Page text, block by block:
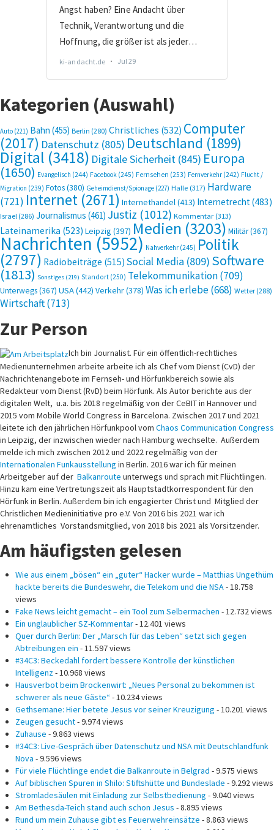
Kategorien (Auswahl)
Auto (221) Bahn (455) Berlin (280) Christliches (532) Computer
(2017) Datenschutz (805) Deutschland (1899)
Digital (3418) Digitale Sicherheit (845) Europa
(1650) Evangelisch (244) Facebook (245) Fernsehen (253) Fernverkehr (242) Flucht /
Migration (239) Fotos(380) Geheimdienst/Spionage (227) Halle(317) Hardware
(721) Internet (2671) Internethandel(413) Internetrecht(483)
Israel (286) Journalismus (461) Justiz (1012) Kommentar(313)
Lateinamerika (523) Leipzig (397) Medien (3203) Militär(367)
Nachrichten(5952) Nahverkehr (245) Politik
(2797) Radiobeiträge (515) Social Media (809) Software
(1813) Sonstiges (219) Standort (250) Telekommunikation(709)
Unterwegs(367) USA(442) Verkehr(378) Was ich erlebe(668) Wetter (288)
Wirtschaft(713)
Zur Person
Ich bin Journalist. Für ein öffentlich-rechtliches
Medienunternehmen arbeite arbeite ich als Chef vom Dienst (CvD) der
Nachrichtenangebote im Fernseh- und Hörfunkbereich sowie als
Redakteur vom Dienst (RvD) beim Hörfunk. Als Autor berichte aus der
digitalen Welt, u.a. bis 2018 regelmäßig von der CeBIT in Hannover und
2015 vom Mobile World Congress in Barcelona. Zwischen 2017 und 2021
leitete ich den jährlichen Hörfunkpool vom Chaos Communication Congress
in Leipzig, der inzwischen wieder nach Hamburg wechselte. Außerdem
melde ich mich zwischen 2012 und 2022 regelmäßig von der
Internationalen Funkausstellung in Berlin. 2016 war ich für meinen
Arbeitgeber auf der Balkanroute unterwegs und sprach mit Flüchtlingen.
Hinzu kam eine Vertretungszeit als Hauptstadtkorrespondent für den
Hörfunk in Berlin. Außerdem bin ich engagierter Christ und Mitglied der
Christlichen Medieninitiative pro e.V. Von 2016 bis 2021 war ich
ehrenamtliches Vorstandsmitglied, von 2018 bis 2021 als Vorsitzender.
Am häufigsten gelesen
Wie aus einem „bösen“ ein „guter“ Hacker wurde – Matthias Ungethüm
hackte bereits die Bundeswehr, die Telekom und die NSA - 18.758
views
Fake News leicht gemacht – ein Tool zum Selbermachen - 12.732 views
Ein unglaublicher SZ-Kommentar- 12.401 views
Quer durch Berlin: Der „Marsch für das Leben“ setzt sich gegen
Abtreibungen ein - 11.597 views
#34C3: Beckedahl fordert bessere Kontrolle der künstlichen
Intelligenz - 10.968 views
Hausverbot beim Brockenwirt: „Neues Personal zu bekommen ist
schwerer als neue Gäste“- 10.234 views
Gethsemane: Hier betete Jesus vor seiner Kreuzigung - 10.201 views
Zeugen gesucht- 9.974 views
Zuhause - 9.863 views
#34C3: Live-Gespräch über Datenschutz und NSA mit Deutschlandfunk
Nova - 9.596 views
Für viele Flüchtlinge endet die Balkanroute in Belgrad - 9.575 views
Auf biblischen Spuren in Shilo: Stiftshütte und Bundeslade - 9.292 views
Stromladesäulen mit Einladung zur Selbstbedienung - 9.040 views
Am Bethesda-Teich stand auch schon Jesus - 8.895 views
Rund um mein Zuhause gibt es Feuerwehreinsätze - 8.863 views